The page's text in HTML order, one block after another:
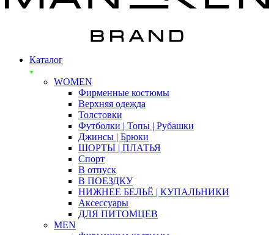
Каталог
WOMEN
Фирменные костюмы
Верхняя одежда
Толстовки
Футболки | Топы | Рубашки
Джинсы | Брюки
ШОРТЫ | ПЛАТЬЯ
Спорт
В отпуск
В ПОЕЗДКУ
НИЖНЕЕ БЕЛЬЁ | КУПАЛЬНИКИ
Аксессуары
ДЛЯ ПИТОМЦЕВ
MEN